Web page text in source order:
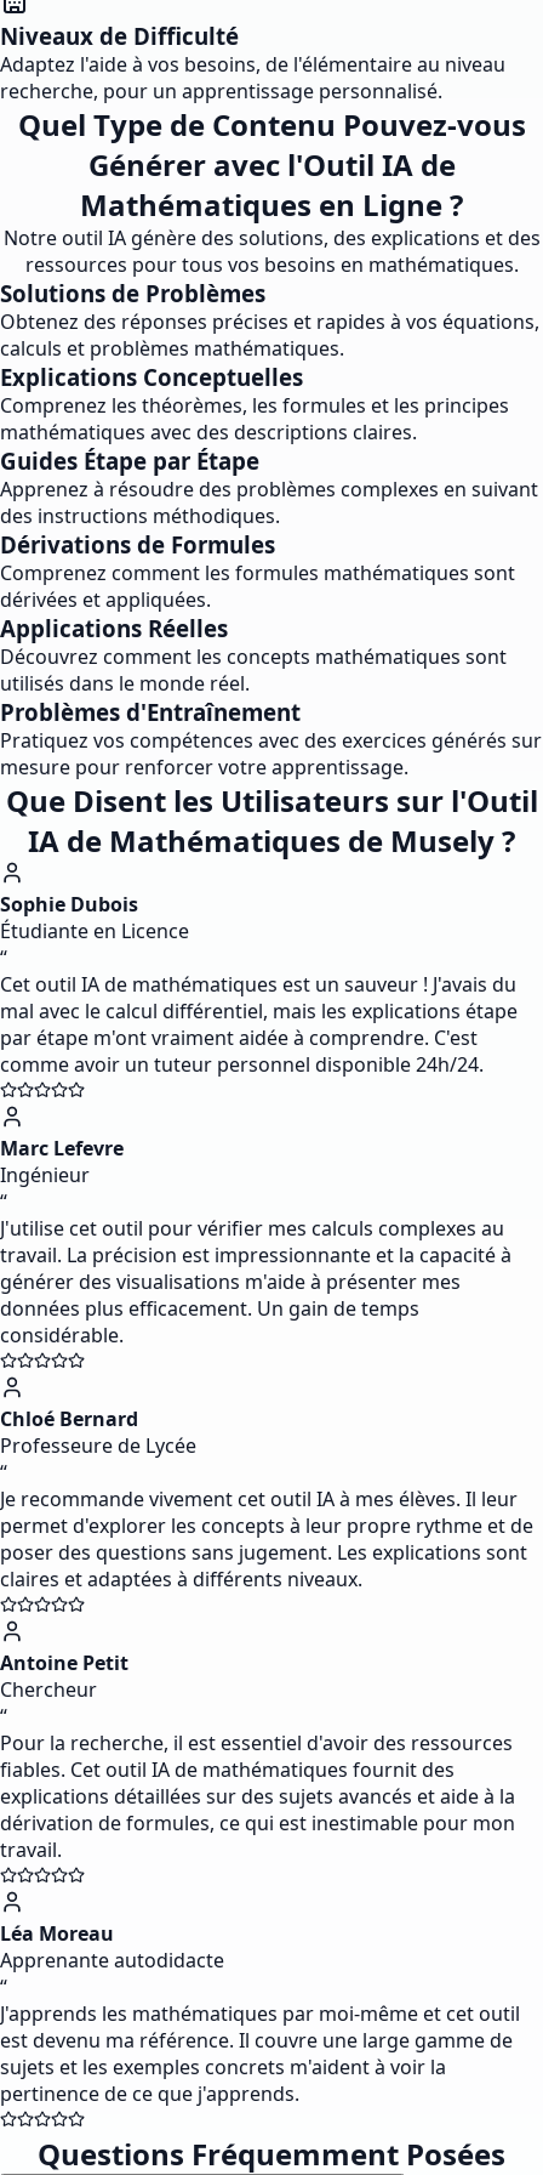
Niveaux de Difficulté
Adaptez l'aide à vos besoins, de l'élémentaire au niveau
recherche, pour un apprentissage personnalisé.
Quel Type de Contenu Pouvez-vous
Générer avec l'Outil IA de
Mathématiques en Ligne ?
Notre outil IA génère des solutions, des explications et des
ressources pour tous vos besoins en mathématiques.
Solutions de Problèmes
Obtenez des réponses précises et rapides à vos équations,
calculs et problèmes mathématiques.
Explications Conceptuelles
Comprenez les théorèmes, les formules et les principes
mathématiques avec des descriptions claires.
Guides Étape par Étape
Apprenez à résoudre des problèmes complexes en suivant
des instructions méthodiques.
Dérivations de Formules
Comprenez comment les formules mathématiques sont
dérivées et appliquées.
Applications Réelles
Découvrez comment les concepts mathématiques sont
utilisés dans le monde réel.
Problèmes d'Entraînement
Pratiquez vos compétences avec des exercices générés sur
mesure pour renforcer votre apprentissage.
Que Disent les Utilisateurs sur l'Outil
IA de Mathématiques de Musely ?
Sophie Dubois
Étudiante en Licence
“
Cet outil IA de mathématiques est un sauveur ! J'avais du
mal avec le calcul différentiel, mais les explications étape
par étape m'ont vraiment aidée à comprendre. C'est
comme avoir un tuteur personnel disponible 24h/24.
Marc Lefevre
Ingénieur
“
J'utilise cet outil pour vérifier mes calculs complexes au
travail. La précision est impressionnante et la capacité à
générer des visualisations m'aide à présenter mes
données plus efficacement. Un gain de temps
considérable.
Chloé Bernard
Professeure de Lycée
“
Je recommande vivement cet outil IA à mes élèves. Il leur
permet d'explorer les concepts à leur propre rythme et de
poser des questions sans jugement. Les explications sont
claires et adaptées à différents niveaux.
Antoine Petit
Chercheur
“
Pour la recherche, il est essentiel d'avoir des ressources
fiables. Cet outil IA de mathématiques fournit des
explications détaillées sur des sujets avancés et aide à la
dérivation de formules, ce qui est inestimable pour mon
travail.
Léa Moreau
Apprenante autodidacte
“
J'apprends les mathématiques par moi-même et cet outil
est devenu ma référence. Il couvre une large gamme de
sujets et les exemples concrets m'aident à voir la
pertinence de ce que j'apprends.
Questions Fréquemment Posées